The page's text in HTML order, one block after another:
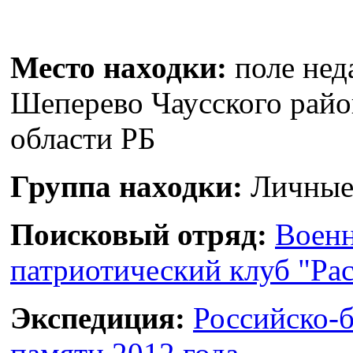
Место находки: поле
Шеперево Чаусского
области РБ
Группа находки:
Поисковый отряд:
патриотический клуб
Экспедиция: Российско-